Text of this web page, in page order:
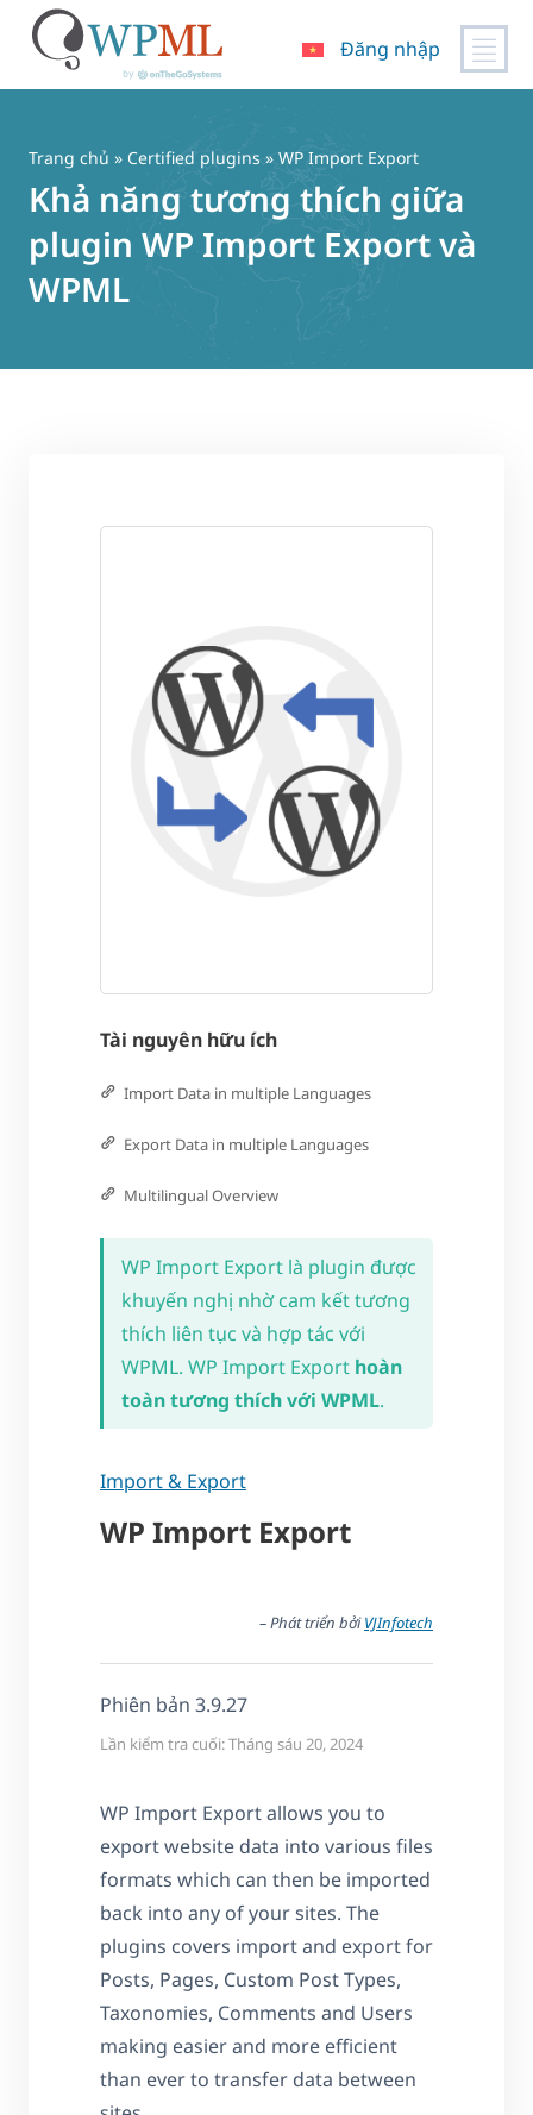
Đăng nhập
Trang chủ » Certified plugins » WP Import Export
Khả năng tương thích giữa
plugin WP Import Export và
WPML
Tài nguyên hữu ích
Import Data in multiple Languages
Export Data in multiple Languages
Multilingual Overview
WP Import Export là plugin được
khuyến nghị nhờ cam kết tương
thích liên tục và hợp tác với
WPML. WP Import Export hoàn
toàn tương thích với WPML.
Import & Export
WP Import Export
– Phát triển bởiVJInfotech
Phiên bản 3.9.27
Lần kiểm tra cuối: Tháng sáu 20, 2024
WP Import Export allows you to
export website data into various files
formats which can then be imported
back into any of your sites. The
plugins covers import and export for
Posts, Pages, Custom Post Types,
Taxonomies, Comments and Users
making easier and more efficient
than ever to transfer data between